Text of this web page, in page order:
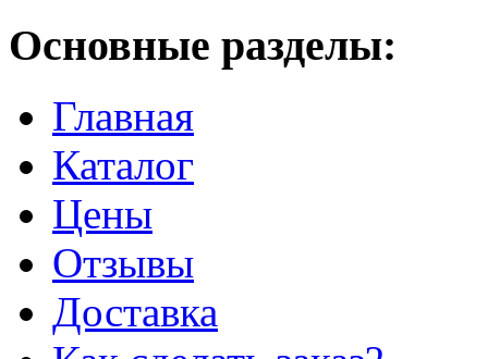
Основные разделы:
Главная
Каталог
Цены
Отзывы
Доставка